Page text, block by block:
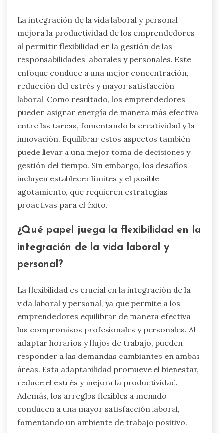
La integración de la vida laboral y personal
mejora la productividad de los emprendedores
al permitir flexibilidad en la gestión de las
responsabilidades laborales y personales. Este
enfoque conduce a una mejor concentración,
reducción del estrés y mayor satisfacción
laboral. Como resultado, los emprendedores
pueden asignar energía de manera más efectiva
entre las tareas, fomentando la creatividad y la
innovación. Equilibrar estos aspectos también
puede llevar a una mejor toma de decisiones y
gestión del tiempo. Sin embargo, los desafíos
incluyen establecer límites y el posible
agotamiento, que requieren estrategias
proactivas para el éxito.
¿Qué papel juega la flexibilidad en la
integración de la vida laboral y
personal?
La flexibilidad es crucial en la integración de la
vida laboral y personal, ya que permite a los
emprendedores equilibrar de manera efectiva
los compromisos profesionales y personales. Al
adaptar horarios y flujos de trabajo, pueden
responder a las demandas cambiantes en ambas
áreas. Esta adaptabilidad promueve el bienestar,
reduce el estrés y mejora la productividad.
Además, los arreglos flexibles a menudo
conducen a una mayor satisfacción laboral,
fomentando un ambiente de trabajo positivo.